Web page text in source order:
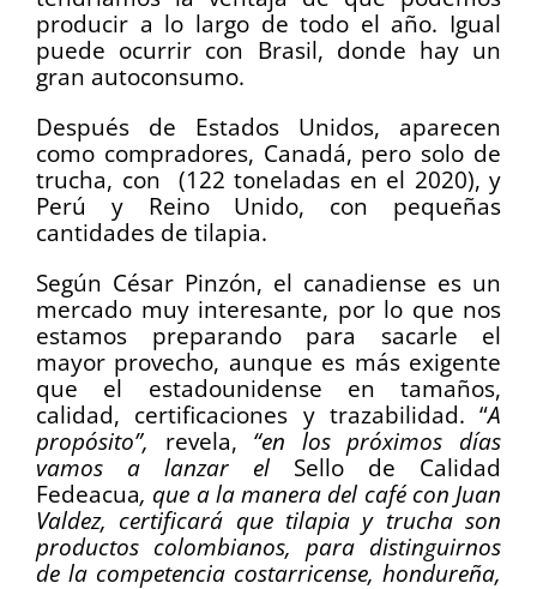
producir a lo largo de todo el año. Igual
puede ocurrir con Brasil, donde hay un
gran autoconsumo.
Después de Estados Unidos, aparecen
como compradores, Canadá, pero solo de
trucha, con (122 toneladas en el 2020), y
Perú y Reino Unido, con pequeñas
cantidades de tilapia.
Según César Pinzón, el canadiense es un
mercado muy interesante, por lo que nos
estamos preparando para sacarle el
mayor provecho, aunque es más exigente
que el estadounidense en tamaños,
calidad, certificaciones y trazabilidad. “A
propósito”, revela, “en los próximos días
vamos a lanzar el Sello de Calidad
Fedeacua, que a la manera del café con Juan
Valdez, certificará que tilapia y trucha son
productos colombianos, para distinguirnos
de la competencia costarricense, hondureña,